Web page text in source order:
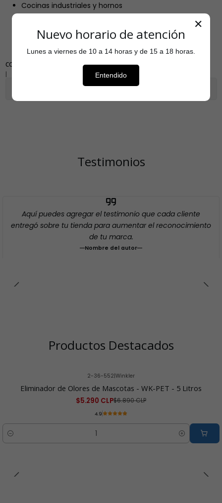
Cocinas industriales y hornos
Industria aeronáutica, alimentaria y mecánica
COMPARTIR
Mostrar stock de ubicaciones
Testimonios
Aquí puedes agregar el testimonio que cada cliente
entregó sobre tu tienda para aumentar el reconocimiento
de tu marca.
Nombre del autor
Productos Destacados
2-36-552|Winkler
Eliminador de Olores de Mascotas - WK-PET - 5 Litros
$5.290 CLP$6.890 CLP
4.9
Cantidad
✕
Nuevo horario de atención
Lunes a viernes de 10 a 14 horas y de 15 a 18 horas.
Entendido